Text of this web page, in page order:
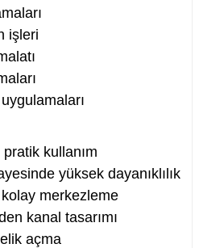
işleri
kullanım
yüksek dayanıklılık
merkezleme
kanal tasarımı
açma